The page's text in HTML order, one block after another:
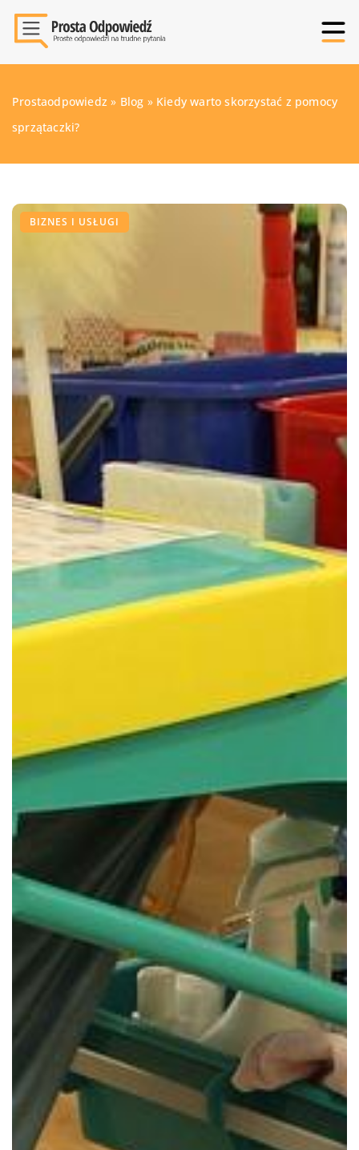
Prostaodpowiedz » Blog » Kiedy warto skorzystać z pomocy
sprzątaczki?
BIZNES I USŁUGI